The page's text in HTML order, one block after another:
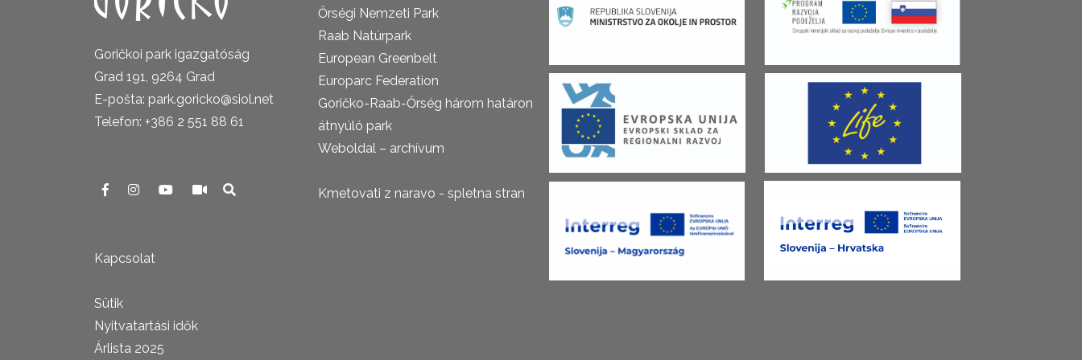
Goričkoi park igazgatóság
Grad 191, 9264 Grad
E-pošta: park.goricko@siol.net
Telefon: +386 2 551 88 61
Kapcsolat
Sütik
Nyitvatartási idők
Árlista 2025
Őrségi Nemzeti Park
Raab Natúrpark
European Greenbelt
Europarc Federation
Goričko-Raab-Őrség három határon
átnyúló park
Weboldal – archívum
Kmetovati z naravo - spletna stran